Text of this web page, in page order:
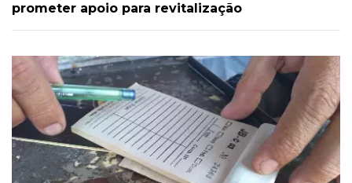
prometer apoio para revitalização